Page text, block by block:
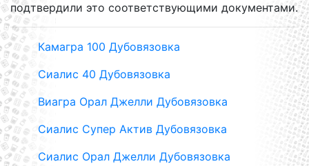
подтвердили это соответствующими документами.
Камагра 100 Дубовязовка
Сиалис 40 Дубовязовка
Виагра Орал Джелли Дубовязовка
Сиалис Супер Актив Дубовязовка
Сиалис Орал Джелли Дубовязовка